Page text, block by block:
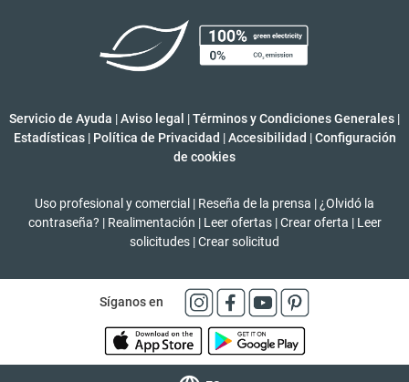
Servicio de Ayuda |Aviso legal |Términos y Condiciones Generales |
Estadísticas | Política de Privacidad | Accesibilidad | Configuración
de cookies
Uso profesional y comercial | Reseña de la prensa | ¿Olvidó la
contraseña? | Realimentación | Leer ofertas | Crear oferta | Leer
solicitudes |Crear solicitud
Síganos en